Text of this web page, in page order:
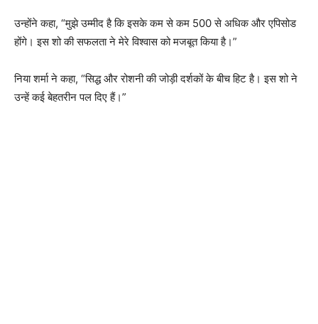
उन्होंने कहा, “मुझे उम्मीद है कि इसके कम से कम 500 से अधिक और एपिसोड
होंगे। इस शो की सफलता ने मेरे विश्वास को मजबूत किया है।”
निया शर्मा ने कहा, “सिद्ध और रोशनी की जोड़ी दर्शकों के बीच हिट है। इस शो ने
उन्हें कई बेहतरीन पल दिए हैं।”